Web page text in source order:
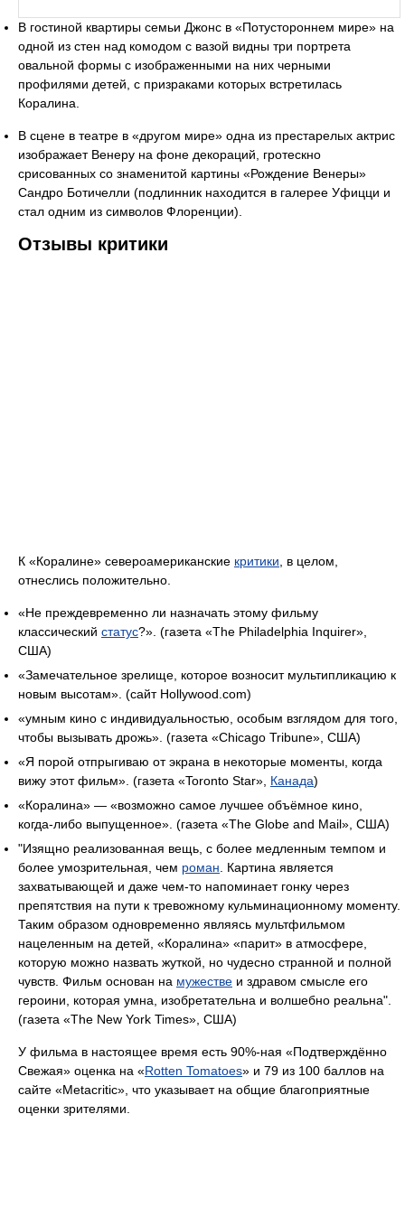
В гостиной квартиры семьи Джонс в «Потустороннем мире» на
одной из стен над комодом с вазой видны три портрета
овальной формы с изображенными на них черными
профилями детей, с призраками которых встретилась
Коралина.
В сцене в театре в «другом мире» одна из престарелых актрис
изображает Венеру на фоне декораций, гротескно
срисованных со знаменитой картины «Рождение Венеры»
Сандро Ботичелли (подлинник находится в галерее Уфицци и
стал одним из символов Флоренции).
Отзывы критики
К «Коралине» североамериканские критики, в целом,
отнеслись положительно.
«Не преждевременно ли назначать этому фильму
классический статус?». (газета «The Philadelphia Inquirer»,
США)
«Замечательное зрелище, которое возносит мультипликацию к
новым высотам». (сайт Hollywood.com)
«умным кино с индивидуальностью, особым взглядом для того,
чтобы вызывать дрожь». (газета «Chicago Tribune», США)
«Я порой отпрыгиваю от экрана в некоторые моменты, когда
вижу этот фильм». (газета «Toronto Star», Канада)
«Коралина» — «возможно самое лучшее объёмное кино,
когда-либо выпущенное». (газета «The Globe and Mail», США)
"Изящно реализованная вещь, с более медленным темпом и
более умозрительная, чем роман. Картина является
захватывающей и даже чем-то напоминает гонку через
препятствия на пути к тревожному кульминационному моменту.
Таким образом одновременно являясь мультфильмом
нацеленным на детей, «Коралина» «парит» в атмосфере,
которую можно назвать жуткой, но чудесно странной и полной
чувств. Фильм основан на мужестве и здравом смысле его
героини, которая умна, изобретательна и волшебно реальна".
(газета «The New York Times», США)
У фильма в настоящее время есть 90%-ная «Подтверждённо
Свежая» оценка на «Rotten Tomatoes» и 79 из 100 баллов на
сайте «Metacritic», что указывает на общие благоприятные
оценки зрителями.